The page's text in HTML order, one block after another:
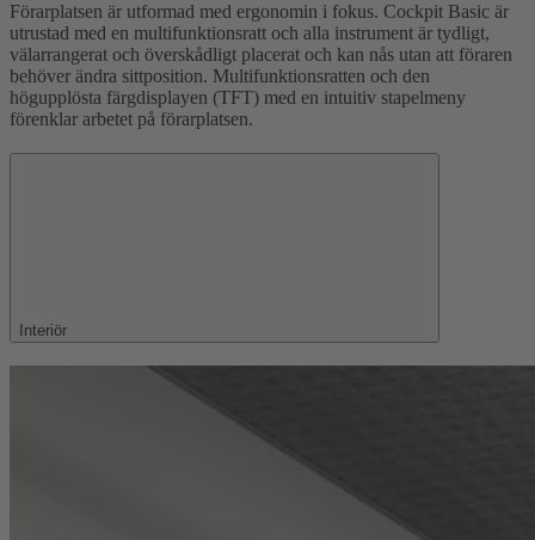
Förarplatsen är utformad med ergonomin i fokus. Cockpit Basic är
utrustad med en multifunktionsratt och alla instrument är tydligt,
välarrangerat och överskådligt placerat och kan nås utan att föraren
behöver ändra sittposition. Multifunktionsratten och den
högupplösta färgdisplayen (TFT) med en intuitiv stapelmeny
förenklar arbetet på förarplatsen.
Interiör